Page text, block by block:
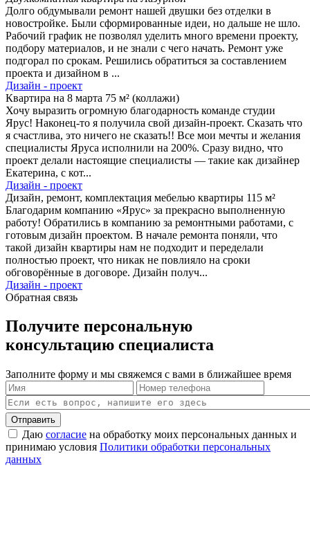
Долго обдумывали ремонт нашей двушки без отделки в
новостройке. Были сформированные идеи, но дальше не шло.
Рабочий график не позволял уделить много времени проекту,
подбору материалов, и не знали с чего начать. Ремонт уже
подгорал по срокам. Решились обратиться за составлением
проекта и дизайном в ...
Дизайн - проект
Квартира на 8 марта 75 м² (коллажи)
Хочу выразить огромную благодарность команде студии
Ярус! Наконец-то я получила свой дизайн-проект. Сказать что
я счастлива, это ничего не сказать!! Все мои мечты и желания
специалисты Яруса исполнили на 200%. Сразу видно, что
проект делали настоящие специалисты — такие как дизайнер
Екатерина, с кот...
Дизайн - проект
Дизайн, ремонт, комплектация мебелью квартиры 115 м²
Благодарим компанию «Ярус» за прекрасно выполненную
работу! Обратились в компанию за ремонтными работами, с
готовым дизайн проектом. В начале ремонта поняли, что
такой дизайн квартиры нам не подходит и переделали
полностью проект, что никак не повлияло на сроки
обговорённые в договоре. Дизайн получ...
Дизайн - проект
Обратная связь
Получите персональную
консультацию специалиста
Заполните форму и мы свяжемся с вами в ближайшее время
Отправить
Даю согласие на обработку моих персональных данных и
принимаю условия Политики обработки персональных
данных